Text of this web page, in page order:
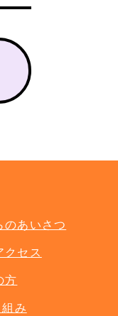
のあいさつ
クセス
方
み